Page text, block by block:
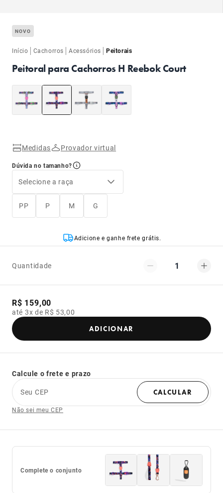
NOVO
Início | Cachorros |Acessórios |Peitorais
Peitoral para Cachorros H Reebok Court
Medidas Provador virtual
Dúvida no tamanho?
Selecione a raça
PP P M G
Adicione e ganhe frete grátis.
Quantidade 1
R$ 159,00
até 3x de R$ 53,00
ADICIONAR
Calcule o frete e prazo
Seu CEP
CALCULAR
Não sei meu CEP
Complete o conjunto